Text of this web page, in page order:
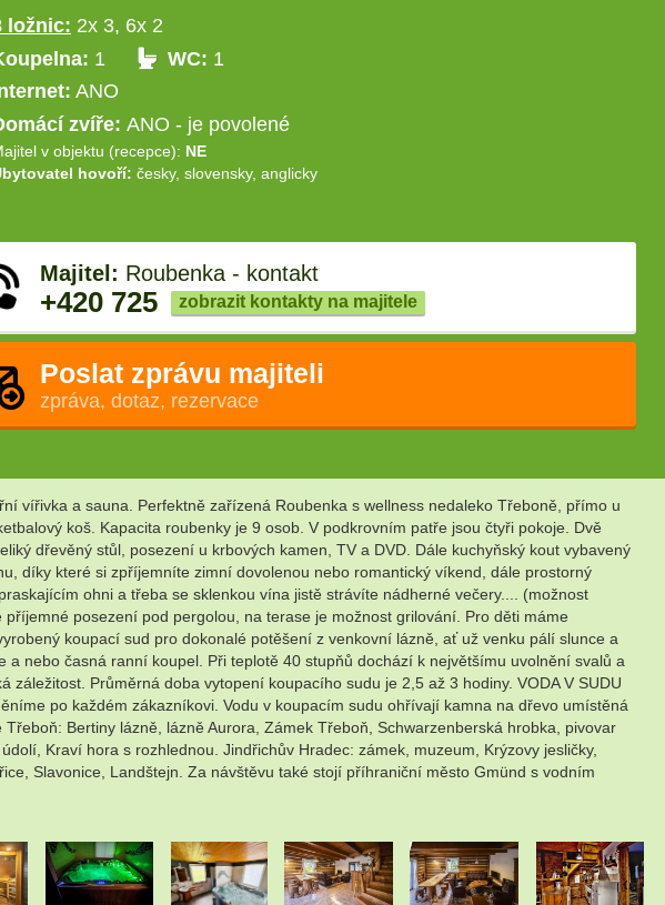
ložnic: 2x 3, 6x 2
1 WC: 1
ANO
zvíře: ANO - je povolené
v objektu (recepce): NE
hovoří: česky, slovensky, anglicky
Majitel: Roubenka - kontakt
+420 725 zobrazit kontakty na majitele
Poslat zprávu majiteli
zpráva, dotaz, rezervace
vířivka a sauna. Perfektně zařízená Roubenka s wellness nedaleko Třeboně, přímo u
koš. Kapacita roubenky je 9 osob. V podkrovním patře jsou čtyři pokoje. Dvě
dřevěný stůl, posezení u krbových kamen, TV a DVD. Dále kuchyňský kout vybavený
díky které si zpříjemníte zimní dovolenou nebo romantický víkend, dále prostorný
ohni a třeba se sklenkou vína jistě strávíte nádherné večery.... (možnost
posezení pod pergolou, na terase je možnost grilování. Pro děti máme
koupací sud pro dokonalé potěšení z venkovní lázně, ať už venku pálí slunce a
nebo časná ranní koupel. Při teplotě 40 stupňů dochází k největšímu uvolnění svalů a
Průměrná doba vytopení koupacího sudu je 2,5 až 3 hodiny. VODA V SUDU
po každém zákazníkovi. Vodu v koupacím sudu ohřívají kamna na dřevo umístěná
Bertiny lázně, lázně Aurora, Zámek Třeboň, Schwarzenberská hrobka, pivovar
Kraví hora s rozhlednou. Jindřichův Hradec: zámek, muzeum, Krýzovy jesličky,
Slavonice, Landštejn. Za návštěvu také stojí příhraniční město Gmünd s vodním